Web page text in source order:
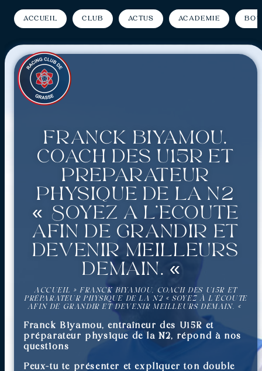
Accueil Club Actus Académie
Franck Biyamou,
coach des U15R et
préparateur
physique de la N2
« Soyez à l’écoute
afin de grandir et
devenir meilleurs
demain. «
ACCUEIL »FRANCK BIYAMOU, COACH DES U15R ET
PRÉPARATEUR PHYSIQUE DE LA N2 « SOYEZ À L’ÉCOUTE
AFIN DE GRANDIR ET DEVENIR MEILLEURS DEMAIN. «
Franck Biyamou, entraîneur des U15R et
préparateur physique de la N2, répond à nos
questions
Peux-tu te présenter et expliquer ton double